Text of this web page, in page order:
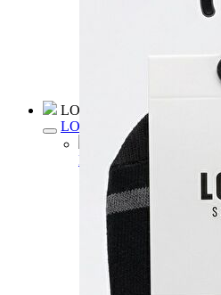
LOFT Prime
LOFT Prime
Fırsatlarım
Fırsatlarım